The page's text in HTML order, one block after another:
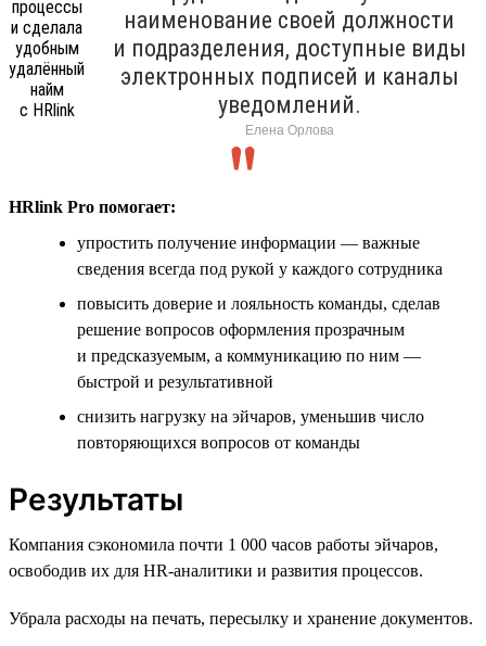
наименование своей должности
и подразделения, доступные виды
электронных подписей и каналы
уведомлений.
Елена Орлова
HRlink Pro помогает:
упростить получение информации — важные
сведения всегда под рукой у каждого сотрудника
повысить доверие и лояльность команды, сделав
решение вопросов оформления прозрачным
и предсказуемым, а коммуникацию по ним —
быстрой и результативной
снизить нагрузку на эйчаров, уменьшив число
повторяющихся вопросов от команды
Результаты
Компания сэкономила почти 1 000 часов работы эйчаров,
освободив их для HR-аналитики и развития процессов.
Убрала расходы на печать, пересылку и хранение документов.